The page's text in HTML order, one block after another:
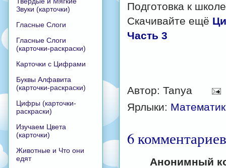
Подготовка к
Скачивайте ещё
Часть 3
Автор: Tanya
Ярлыки:
6
Анонимный
Звуки (карточки)
Гласные Слоги
Гласные Слоги
(карточки-раскраски)
Карточки с Цифрами
Буквы Алфавита
(карточки-раскраски)
Цифры (карточки-
раскраски)
Изучаем Цвета
(карточки)
Животные и Что они
едят